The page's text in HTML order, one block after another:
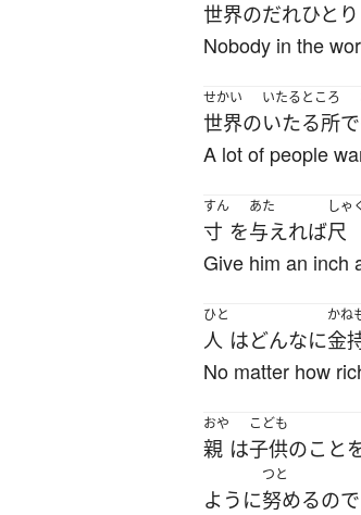
世界のだれひと
Nobody in the
せかい
世界の
いたるところ
いたる所で
A lot of people
すん
寸 を
あた
与えれば
しゃ
尺
Give him an inch
ひと
人 はどんなに
かね
金
No matter how
おや
親 は
こども
子供のこと
ように
つと
努めるの